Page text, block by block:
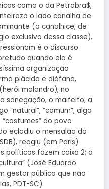
como o da Petrobra$,
o lado canalha de
(a canalhice, de
exclusivo dessa classe),
é o discurso
quando ela é
organização
plácida e diáfana,
malandro), no
sonegação, o malfeito, a
“natural”, “comum”, algo
do povo
eclodiu o mensalão do
reagiu (em Paris)
políticos fazem caixa 2; a
(José Eduardo
gestor público que não
PDT-SC).